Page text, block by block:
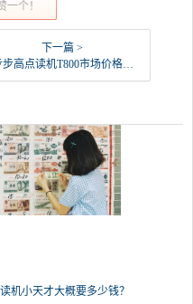
一个！
下一篇 >
高点读机T800市场价格是多少？
机小天才大概要多少钱？